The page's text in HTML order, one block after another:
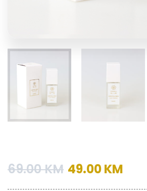
69.00KM 49.00KM